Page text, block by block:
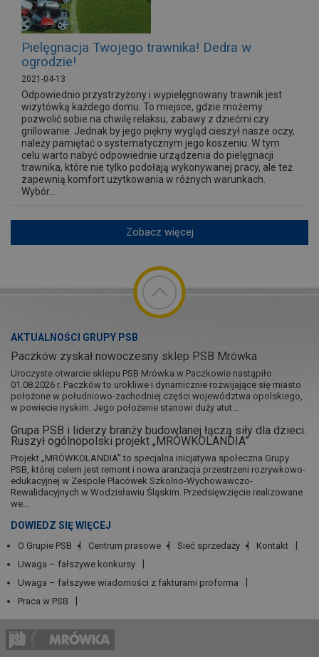
Pielęgnacja Twojego trawnika! Dedra w
ogrodzie!
2021-04-13
Odpowiednio przystrzyżony i wypielęgnowany trawnik jest
wizytówką każdego domu. To miejsce, gdzie możemy
pozwolić sobie na chwilę relaksu, zabawy z dziećmi czy
grillowanie. Jednak by jego piękny wygląd cieszył nasze oczy,
należy pamiętać o systematycznym jego koszeniu. W tym
celu warto nabyć odpowiednie urządzenia do pielęgnacji
trawnika, które nie tylko podołają wykonywanej pracy, ale też
zapewnią komfort użytkowania w różnych warunkach.
Wybór...
Zobacz więcej
AKTUALNOŚCI GRUPY PSB
Paczków zyskał nowoczesny sklep PSB Mrówka
Uroczyste otwarcie sklepu PSB Mrówka w Paczkowie nastąpiło
01.08.2026 r. Paczków to urokliwe i dynamicznie rozwijające się miasto
położone w południowo-zachodniej części województwa opolskiego,
w powiecie nyskim. Jego położenie stanowi duży atut...
Grupa PSB i liderzy branży budowlanej łączą siły dla dzieci.
Ruszył ogólnopolski projekt „MRÓWKOLANDIA”
Projekt „MRÓWKOLANDIA” to specjalna inicjatywa społeczna Grupy
PSB, której celem jest remont i nowa aranżacja przestrzeni rozrywkowo-
edukacyjnej w Zespole Placówek Szkolno-Wychowawczo-
Rewalidacyjnych w Wodzisławiu Śląskim. Przedsięwzięcie realizowane
we...
DOWIEDZ SIĘ WIĘCEJ
O Grupie PSB Centrum prasowe Sieć sprzedaży
Kontakt
Uwaga – fałszywe konkursy
Uwaga – fałszywe wiadomości z fakturami proforma
Praca w PSB